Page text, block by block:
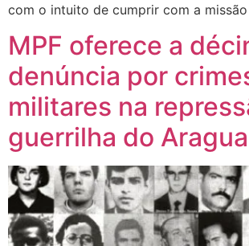
com o intuito de cumprir com a
MPF oferece a
denúncia por
militares na
guerrilha do